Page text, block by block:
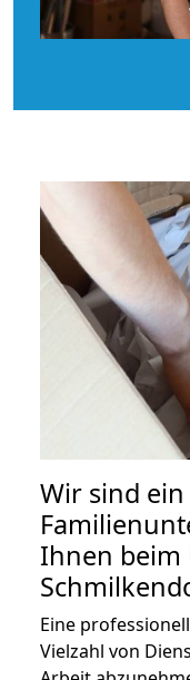
Wir sind ein
Ihnen beim
Eine
Vielzahl von